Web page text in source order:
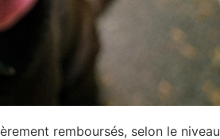
remboursés, selon le niveau